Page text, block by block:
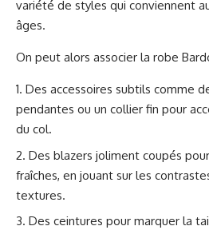
variété de styles qui conviennent
âges.
On peut alors associer la robe
Des accessoires subtils comme
pendantes ou un collier fin pour
du col.
Des blazers joliment coupés
fraîches, en jouant sur les
textures.
Des ceintures pour marquer la